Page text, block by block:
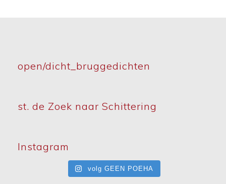
open/dicht_bruggedichten
st. de Zoek naar Schittering
Instagram
volg GEEN POEHA